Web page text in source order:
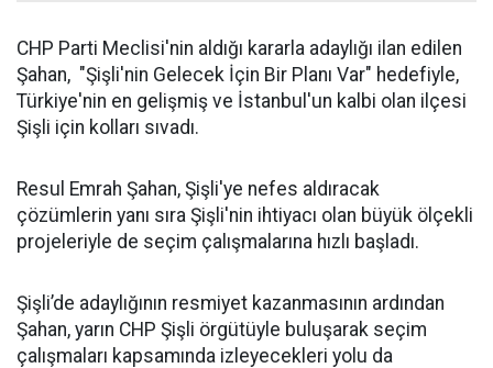
CHP Parti Meclisi'nin aldığı kararla adaylığı ilan edilen
Şahan, "Şişli'nin Gelecek İçin Bir Planı Var" hedefiyle,
Türkiye'nin en gelişmiş ve İstanbul'un kalbi olan ilçesi
Şişli için kolları sıvadı.
Resul Emrah Şahan, Şişli'ye nefes aldıracak
çözümlerin yanı sıra Şişli'nin ihtiyacı olan büyük ölçekli
projeleriyle de seçim çalışmalarına hızlı başladı.
Şişli’de adaylığının resmiyet kazanmasının ardından
Şahan, yarın CHP Şişli örgütüyle buluşarak seçim
çalışmaları kapsamında izleyecekleri yolu da